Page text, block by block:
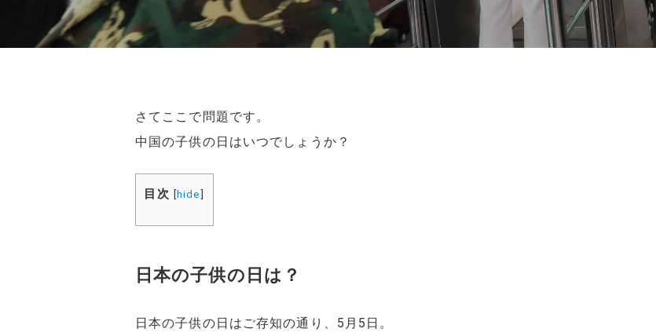
さてここで問題です。
中国の子供の日はいつでしょうか？
目次 [hide]
日本の子供の日は？
日本の子供の日はご存知の通り、5月5日。